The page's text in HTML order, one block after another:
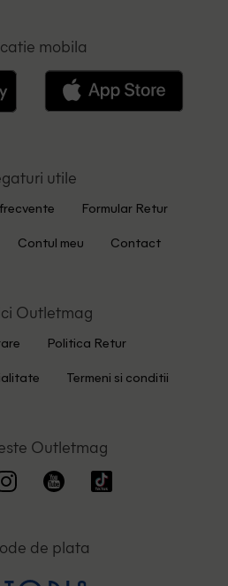
mobila
utile
Formular Retur
Contul meu Contact
Outletmag
Politica Retur
Termeni si conditii
Outletmag
de plata